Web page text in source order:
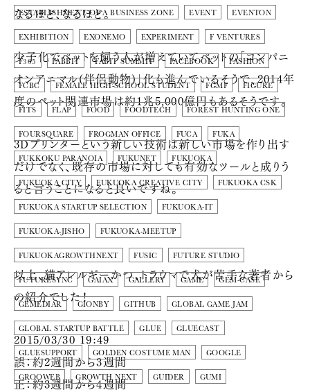
ESTABLISHMENT OF A BUSINESS ZONE EVENT EVENTON
EXHIBITION EXONEMO EXPERIMENT F VENTURES
F365 FABBIT FABIT SUMMIT FACEBOOK FASHION
FCBC FEMALE HIGH-SCHOOL STUDENT FGMF FIGURE
FITS FLAP FOOD FOODTECH FOREST HUNTING ONE
FOURSQUARE FROGMAN OFFICE FUCA FUKA
FUKKOKU PARANOIA FUKUNET FUKUOKA
FUKUOKA CITY FUKUOKA CREATIVE CITY FUKUOKA CSK
FUKUOKA STARTUP SELECTION FUKUOKA-IT
FUKUOKA-JISHO FUKUOKA-MEETUP
FUKUOKAGROWTHNEXT FUSIC FUTURE STUDIO
FUTURESYNC GAIAX GALLERY GAME GEM-CASE
GEMEDIAR GIONBY GITHUB GLOBAL GAME JAM
GLOBAL STARTUP BATTLE GLUE GLUECAST
GLUESUPPORT GOLDEN COSTUME MAN GOOGLE
GROOWEB GROWTH NEXT GUIDER GUMI
なるほど、なるほど。
少子化でペットを飼う人が増えていてペットの「コンパニ
オンアニマル(伴侶動物)」化も進んでいるそうで、2014年
度のペット関連市場は約1兆5,000億円もあるそうです。
3Dプリンターという新しい技術は新しい市場を作り出す
だけでなく、既存の市場に対しても有効なツールと成りう
ると言うことになると良いですね。
以上、猫アレルギーかつ、トラウマで犬が苦手な著者から
の紹介でした！
2015/03/30 19:49
誤：約2週間から3週間
正：約3週間から4週間